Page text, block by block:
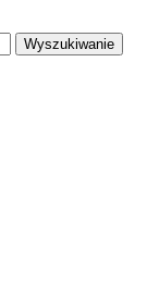
Wyszukiwanie